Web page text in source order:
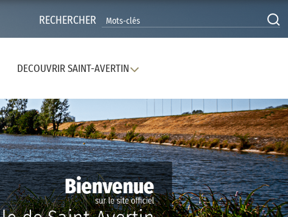
RECHERCHER
DECOUVRIR SAINT-AVERTIN